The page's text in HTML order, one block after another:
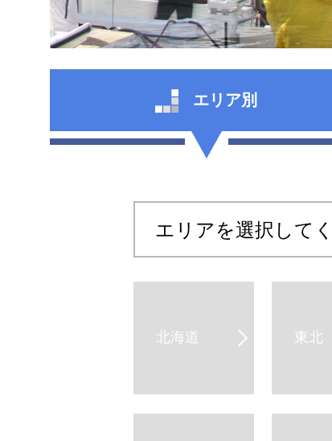
エリア別
エリアを選択して
北海道 東北